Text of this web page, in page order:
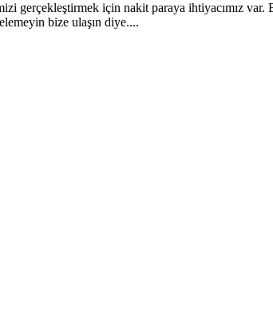
gerçekleştirmek için nakit paraya ihtiyacımız
bize ulaşın diye....